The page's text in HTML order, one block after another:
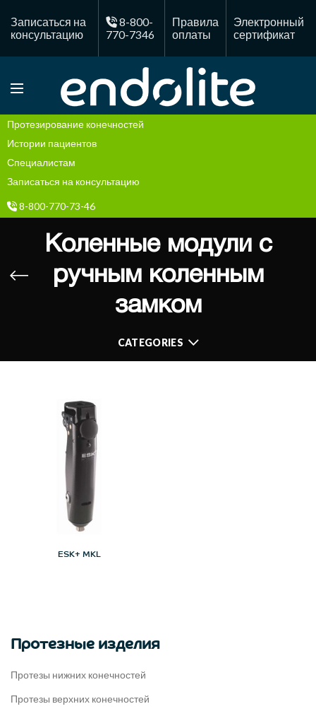
Записаться на
консультацию
8-800-
770-7346
Правила
оплаты
Электронный
сертификат
Протезирование конечностей
Истории пациентов
Специалистам
Записаться на консультацию
8-800-770-73-46
Электронный сертификат
Коленные модули с
ручным коленным
замком
CATEGORIES
ESK+ MKL
Протезные изделия
Протезы нижних конечностей
Протезы верхних конечностей